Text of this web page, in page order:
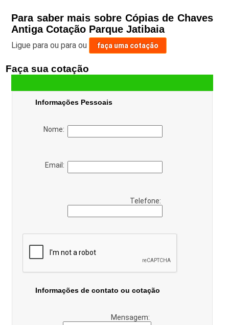
Para saber mais sobre Cópias de Chaves
Antiga Cotação Parque Jatibaia
Ligue para ou para ou faça uma cotação
Faça sua cotação
Informações Pessoais
Nome:
Email:
Telefone:
Informações de contato ou cotação
Mensagem: